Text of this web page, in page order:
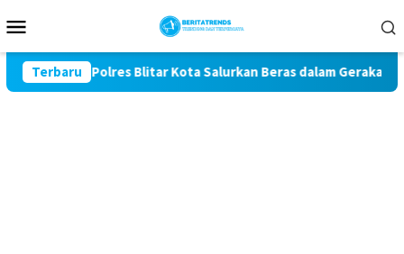
ke
Mobile
Terbaru
81, Polres Blitar Kota Salurkan Beras dalam Gerakan Pangan